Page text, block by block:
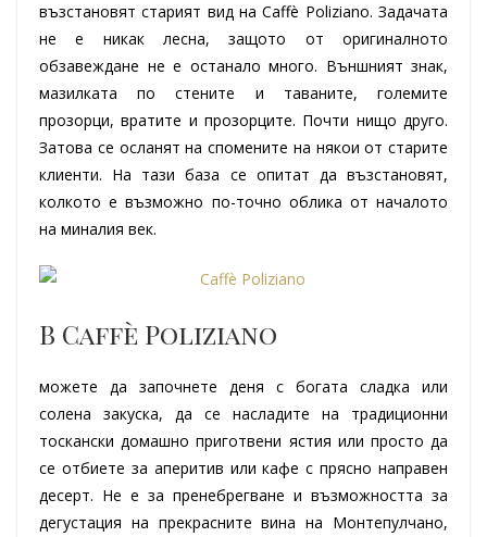
възстановят старият вид на Caffè Poliziano. Задачата
не е никак лесна, защото от оригиналното
обзавеждане не е останало много. Външният знак,
мазилката по стените и таваните, големите
прозорци, вратите и прозорците. Почти нищо друго.
Затова се осланят на спомените на някои от старите
клиенти. На тази база се опитат да възстановят,
колкото е възможно по-точно облика от началото
на миналия век.
В Caffè Poliziano
можете да започнете деня с богата сладка или
солена закуска, да се насладите на традиционни
тоскански домашно приготвени ястия или просто да
се отбиете за аперитив или кафе с прясно направен
десерт. Не е за пренебрегване и възможността за
дегустация на прекрасните вина на Монтепулчано,